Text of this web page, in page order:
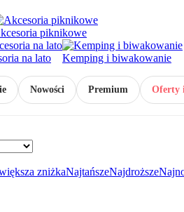
piknikowe
na lato Kemping i biwakowanie
Oferty
Premium
Nowości
zniżkaNajtańszeNajdroższe